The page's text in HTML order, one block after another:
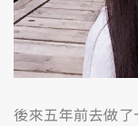
後來五年前去做